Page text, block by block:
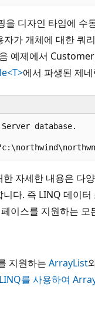
을 디자인 타임에 수
가 개체에 대한 쿼
예제에서
에서 파생된 제네
database.
자세한 내용은 다
다. 즉 LINQ 데이터
이스를 지원하는 모
지원하는 ArrayList
를 사용하여